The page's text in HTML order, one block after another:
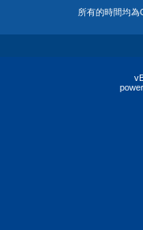
所有的時間均為